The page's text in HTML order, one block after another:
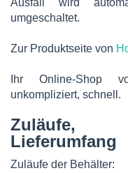
Ausfall wird
umgeschaltet.
Zur Produktseite von
Ihr Online-Shop
unkompliziert, schnell.
Zuläufe,
Lieferumfang
Zuläufe der Behälter: